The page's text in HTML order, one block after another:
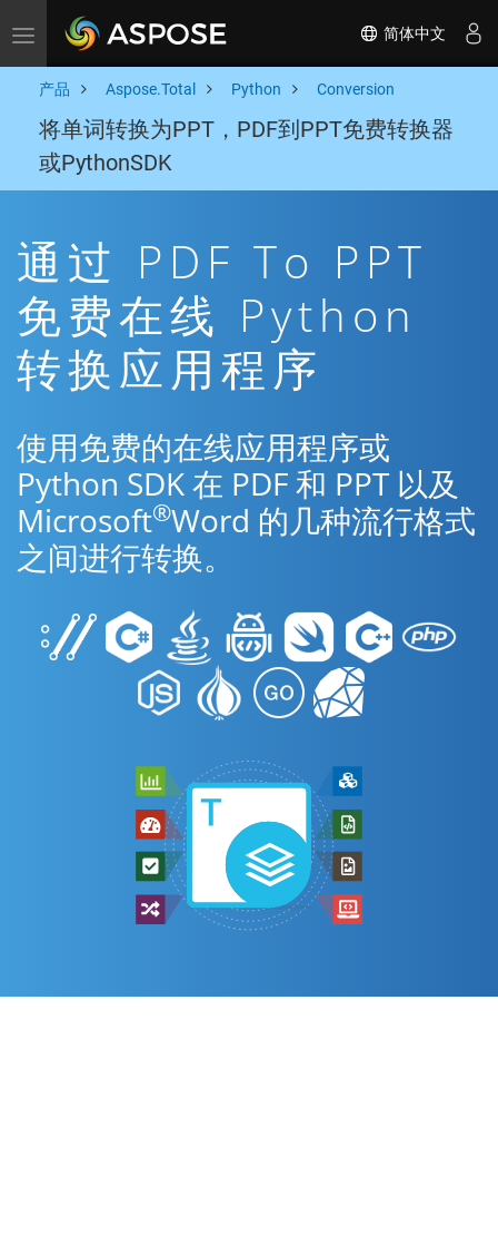
Toggle navigation 简体中文
产品 Aspose.Total Python Conversion
将单词转换为PPT，PDF到PPT免费转换器
或PythonSDK
通过 PDF To PPT
免费在线 Python
转换应用程序
使用免费的在线应用程序或
Python SDK 在 PDF 和 PPT 以及
Microsoft®Word 的几种流行格式
之间进行转换。